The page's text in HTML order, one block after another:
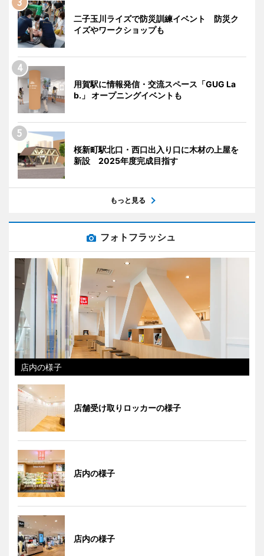
二子玉川ライズで防災訓練イベント 防災ク
イズやワークショップも
用賀駅に情報発信・交流スペース「GUG La
b.」 オープニングイベントも
桜新町駅北口・西口出入り口に木材の上屋を
新設 2025年度完成目指す
もっと見る
フォトフラッシュ
店内の様子
店舗受け取りロッカーの様子
店内の様子
店内の様子